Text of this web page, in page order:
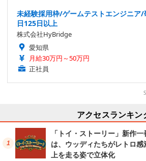
未経験採用枠/ゲームテストエンジニア
日125日以上
株式会社HyBridge
愛知県
月給30万円～50万円
正社員
アクセスランキン
「トイ・ストーリー」新作
は、ウッディたちがレトロ
上を走る姿で立体化